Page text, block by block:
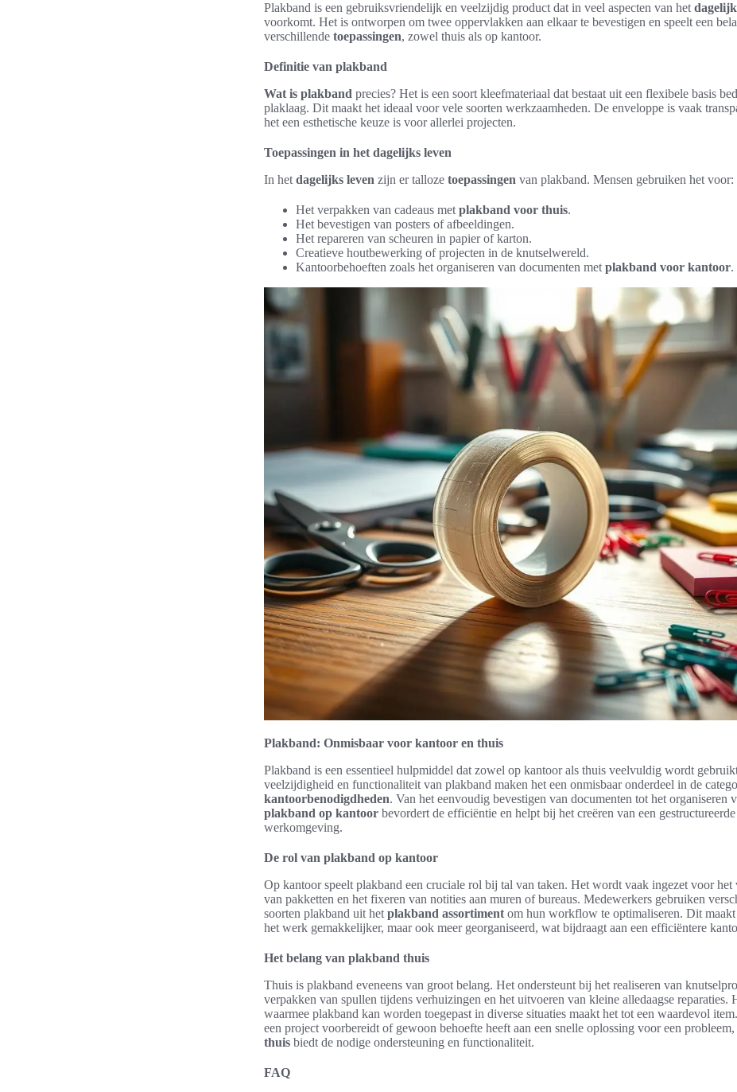
Plakband is een gebruiksvriendelijk en veelzijdig product dat in veel aspecten van het
voorkomt. Het is ontworpen om twee oppervlakken aan elkaar te bevestigen en speelt een
verschillende toepassingen, zowel thuis als op kantoor.
Definitie van plakband
Wat is plakband precies? Het is een soort kleefmateriaal dat bestaat uit een flexibele basis
plaklaag. Dit maakt het ideaal voor vele soorten werkzaamheden. De enveloppe is vaak
het een esthetische keuze is voor allerlei projecten.
Toepassingen in het dagelijks leven
In het dagelijks leven zijn er talloze toepassingen van plakband. Mensen gebruiken het voor:
Het verpakken van cadeaus met plakband voor thuis.
Het bevestigen van posters of afbeeldingen.
Het repareren van scheuren in papier of karton.
Creatieve houtbewerking of projecten in de knutselwereld.
Kantoorbehoeften zoals het organiseren van documenten met plakband voor kantoor.
Plakband: Onmisbaar voor kantoor en thuis
Plakband is een essentieel hulpmiddel dat zowel op kantoor als thuis veelvuldig wordt
veelzijdigheid en functionaliteit van plakband maken het een onmisbaar onderdeel in de
kantoorbenodigdheden. Van het eenvoudig bevestigen van documenten tot het organiseren
plakband op kantoor bevordert de efficiëntie en helpt bij het creëren van een gestructureerde
werkomgeving.
De rol van plakband op kantoor
Op kantoor speelt plakband een cruciale rol bij tal van taken. Het wordt vaak ingezet voor het
van pakketten en het fixeren van notities aan muren of bureaus. Medewerkers gebruiken
soorten plakband uit het plakband assortiment om hun workflow te optimaliseren. Dit maakt
het werk gemakkelijker, maar ook meer georganiseerd, wat bijdraagt aan een efficiëntere
Het belang van plakband thuis
Thuis is plakband eveneens van groot belang. Het ondersteunt bij het realiseren van
verpakken van spullen tijdens verhuizingen en het uitvoeren van kleine alledaagse reparaties.
waarmee plakband kan worden toegepast in diverse situaties maakt het tot een waardevol
een project voorbereidt of gewoon behoefte heeft aan een snelle oplossing voor een probleem,
thuis biedt de nodige ondersteuning en functionaliteit.
FAQ